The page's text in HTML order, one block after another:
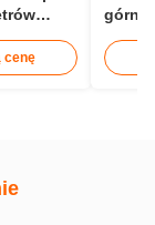
Wagon
cenę
górny